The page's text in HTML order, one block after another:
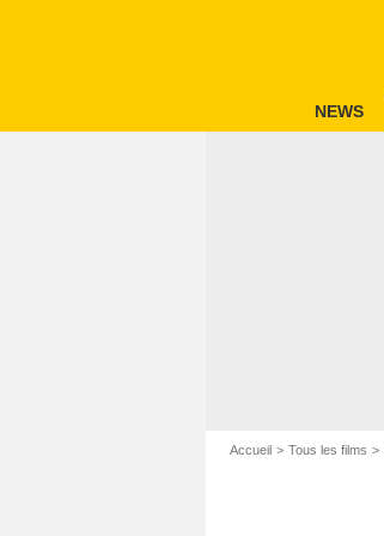
NEWS
Accueil Tous les films